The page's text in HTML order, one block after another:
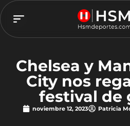
Chelsea y
City nos
festival de
noviembre 12, 2023 Patricia